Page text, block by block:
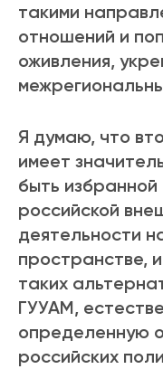
такими
отношений и
оживления,
Я думаю, что
имеет
быть
российской
деятельности
пространстве,
таких
ГУУАМ,
определенную
российских